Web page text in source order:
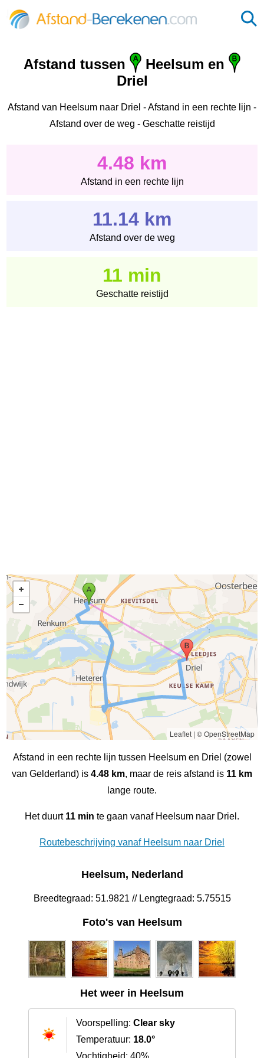
Afstand tussen
Heelsum en
Driel
Afstand van Heelsum naar Driel - Afstand in een rechte lijn -
Afstand over de weg - Geschatte reistijd
4.48 km
Afstand in een rechte lijn
11.14 km
Afstand over de weg
11 min
Geschatte reistijd
Leaflet| © OpenStreetMap
Afstand in een rechte lijn tussen Heelsum en Driel (zowel
van Gelderland) is 4.48 km, maar de reis afstand is 11 km
lange route.
Het duurt 11 min te gaan vanaf Heelsum naar Driel.
Routebeschrijving vanaf Heelsum naar Driel
Heelsum, Nederland
Breedtegraad: 51.9821 // Lengtegraad: 5.75515
Foto's van Heelsum
Het weer in Heelsum
Voorspelling: Clear sky
Temperatuur: 18.0°